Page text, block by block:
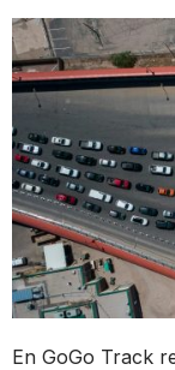
En GoGo Track